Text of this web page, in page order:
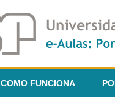
COMO FUNCIONA